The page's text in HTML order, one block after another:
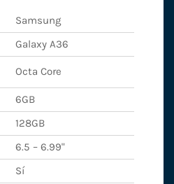
Samsung
Galaxy A36
Octa Core
6GB
128GB
6.5 – 6.99"
Sí